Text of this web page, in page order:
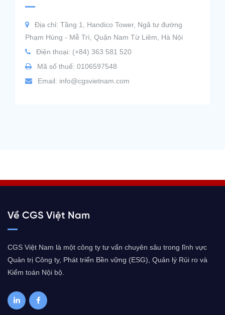
Địa chỉ: Tầng 1, Handico Tower, Ngã tư đường
Phạm Hùng - Mễ Trì, Quận Nam Từ Liêm, Hà Nội
Điện thoại: (+84) 363 581 520
Mã số thuế: 0106597548
Email: info@cgsvietnam.com
Về CGS Việt Nam
CGS Việt Nam là một công ty tư vấn chuyên sâu trong lĩnh vực
Quản trị Công ty, Phát triển Bền vững (ESG), Quản lý Rủi ro và
Kiểm toán Nội bộ.